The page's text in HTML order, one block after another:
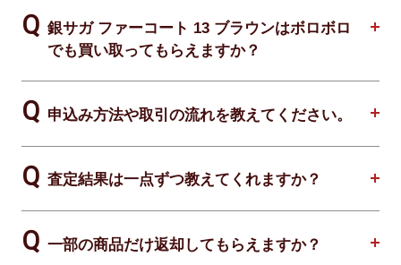
銀サガ ファーコート 13 ブラウンはボロボロ
でも買い取ってもらえますか？
申込み方法や取引の流れを教えてください。
査定結果は一点ずつ教えてくれますか？
一部の商品だけ返却してもらえますか？